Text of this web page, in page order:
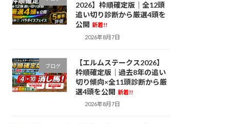
2026】枠順確定版｜全12頭
追い切り診断から厳選4頭を
公開 新着!!
2026年8月7日
ブログ
【エルムステークス2026】
枠順確定版｜過去8年の追い
切り傾向×全11頭診断から厳
選4頭を公開 新着!!
2026年8月7日